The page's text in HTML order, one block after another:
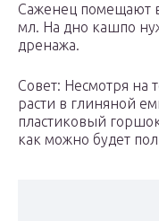
Саженец помещают
мл. На дно кашпо
дренажа.
Совет: Несмотря на
расти в глиняной
пластиковый
как можно будет